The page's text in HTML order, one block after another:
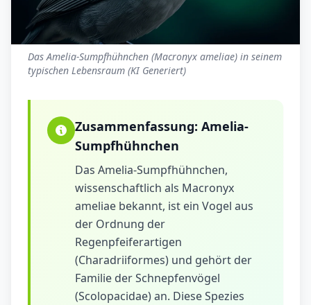
Das Amelia-Sumpfhühnchen (Macronyx ameliae) in seinem
typischen Lebensraum (KI Generiert)
Zusammenfassung: Amelia-
Sumpfhühnchen
Das Amelia-Sumpfhühnchen,
wissenschaftlich als Macronyx
ameliae bekannt, ist ein Vogel aus
der Ordnung der
Regenpfeiferartigen
(Charadriiformes) und gehört der
Familie der Schnepfenvögel
(Scolopacidae) an. Diese Spezies